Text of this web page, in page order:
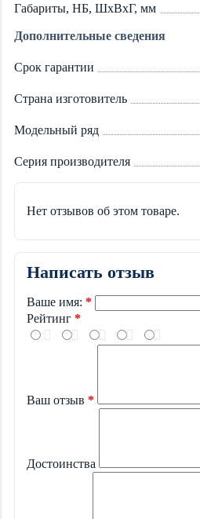
Габариты, НБ, ШxВxГ, мм
Дополнительные сведения
Срок гарантии
Страна изготовитель
Модельный ряд
Серия производителя
Нет отзывов об этом товаре.
Написать отзыв
Ваше имя:
Рейтинг
Ваш отзыв
Достоинства